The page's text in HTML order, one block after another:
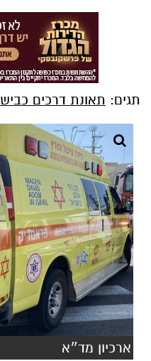
תגים: תאונת דרכים כביש 35
ארכיון מד״א